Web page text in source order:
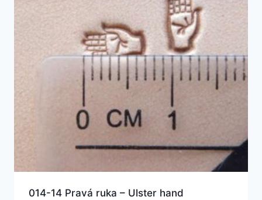
014-14 Pravá ruka – Ulster hand